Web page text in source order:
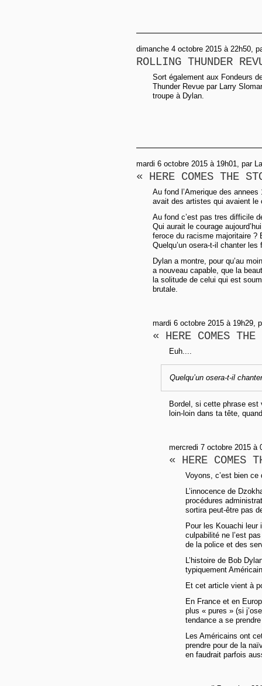
dimanche 4 octobre 2015 à 22h50,
ROLLING THUNDER
Sort également aux Fondeurs
Thunder Revue par Larry
troupe à Dylan.
mardi 6 octobre 2015 à 19h01, par
« HERE COMES THE
Au fond l’Amerique des
avait des artistes qui avaient le
Au fond c’est pas tres difficile
Qui aurait le courage
feroce du racisme majoritaire
Quelqu’un osera-t-il chanter
Dylan a montre, pour qu’au
a nouveau capable, que la
la solitude de celui qui est
brutale.
mardi 6 octobre 2015 à 19h29,
« HERE COMES
Euh....
Quelqu’un osera-t-il
Bordel, si cette phrase est
loin-loin dans ta tête,
mercredi 7 octobre 2015 à
« HERE COMES
Voyons, c’est bien ce
L’innocence de
procédures
sortira peut-être pas
Pour les Kouachi leur
culpabilité ne l’est
de la police et des
L’histoire de Bob
typiquement
Et cet article vient à
En France et en
plus « pures » (si
tendance a se
Les Américains ont
prendre pour de la
en faudrait parfois